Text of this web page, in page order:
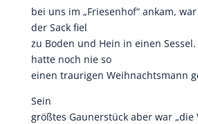
bei uns im „Friesenhof“ ankam,
der Sack fiel
zu Boden und Hein in einen
hatte noch nie so
einen traurigen Weihnachtsmann
Sein
größtes Gaunerstück aber war „die